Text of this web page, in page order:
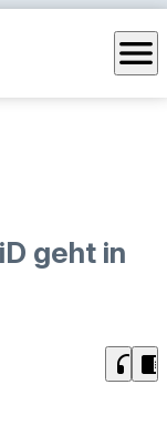
menu
geht in
headphones chrome_reader_mode